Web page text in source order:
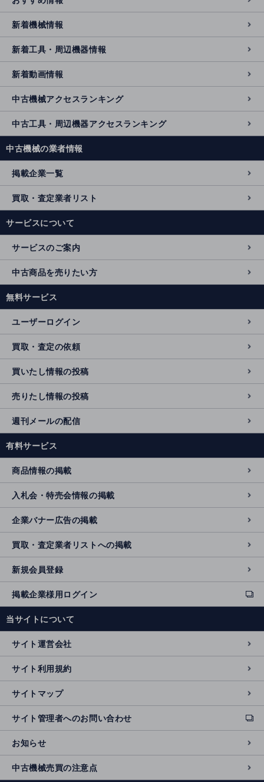
新着機械情報
新着工具・周辺機器情報
新着動画情報
中古機械アクセスランキング
中古工具・周辺機器アクセスランキング
中古機械の業者情報
掲載企業一覧
買取・査定業者リスト
サービスについて
サービスのご案内
中古商品を売りたい方
無料サービス
ユーザーログイン
買取・査定の依頼
買いたし情報の投稿
売りたし情報の投稿
週刊メールの配信
有料サービス
商品情報の掲載
入札会・特売会情報の掲載
企業バナー広告の掲載
買取・査定業者リストへの掲載
新規会員登録
掲載企業様用ログイン
ext
e
n
al
si
t
e
当サイトについて
サイト運営会社
サイト利用規約
サイトマップ
サイト管理者へのお問い合わせ
ext
e
r
n
al
お知らせ
中古機械売買の注意点